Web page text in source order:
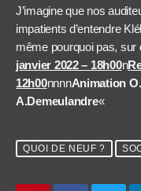
J’imagine que nos
impatients d’entendre
même pourquoi pas, sur
janvier 2022 – 18h00n
12h00nnnnAnimation
A.Demeulandre«
QUOI DE NEUF ?